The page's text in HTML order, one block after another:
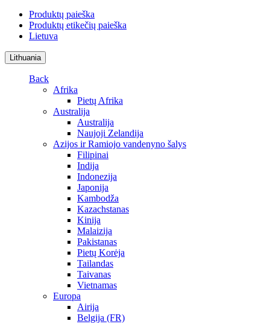
Produktų paieška
Produktų etikečių paieška
Lietuva
Lithuania
Back
Afrika
Pietų Afrika
Australija
Australija
Naujoji Zelandija
Azijos ir Ramiojo vandenyno šalys
Filipinai
Indija
Indonezija
Japonija
Kambodža
Kazachstanas
Kinija
Malaizija
Pakistanas
Pietų Korėja
Tailandas
Taivanas
Vietnamas
Europa
Airija
Belgija (FR)